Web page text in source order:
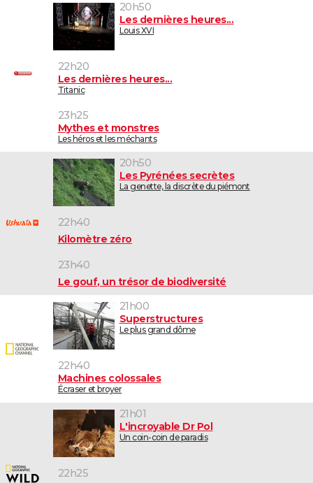
20h50
Les dernières heures...
Louis XVI
22h20
Les dernières heures...
Titanic
23h25
Mythes et monstres
Les héros et les méchants
20h50
Les Pyrénées secrètes
La genette, la discrète du piémont
22h40
Kilomètre zéro
23h40
Le gouf, un trésor de biodiversité
21h00
Superstructures
Le plus grand dôme
22h40
Machines colossales
Écraser et broyer
21h01
L'incroyable Dr Pol
Un coin-coin de paradis
22h25